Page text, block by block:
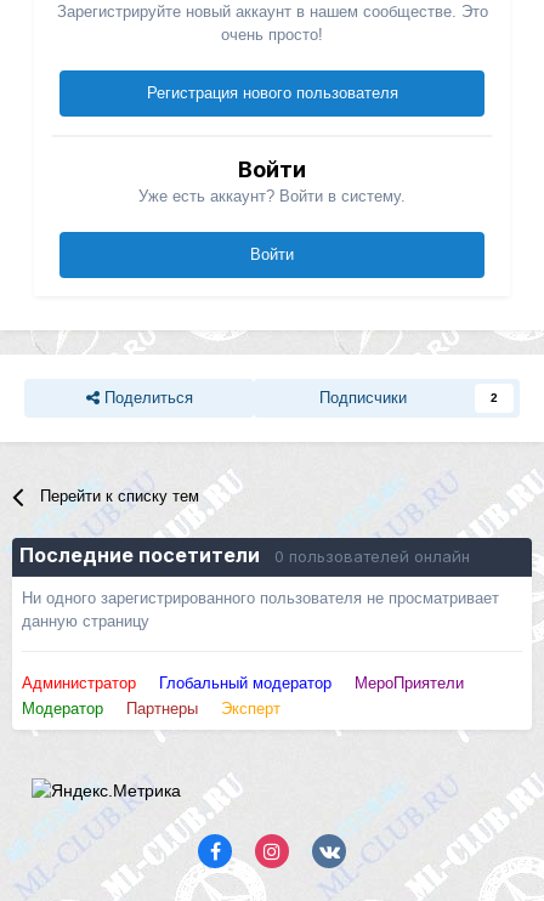
Зарегистрируйте новый аккаунт в нашем сообществе. Это
очень просто!
Регистрация нового пользователя
Войти
Уже есть аккаунт? Войти в систему.
Войти
Поделиться Подписчики 2
Перейти к списку тем
Последние посетители 0 пользователей онлайн
Ни одного зарегистрированного пользователя не просматривает
данную страницу
Администратор Глобальный модератор
МероПриятели
Модератор
Партнеры Эксперт